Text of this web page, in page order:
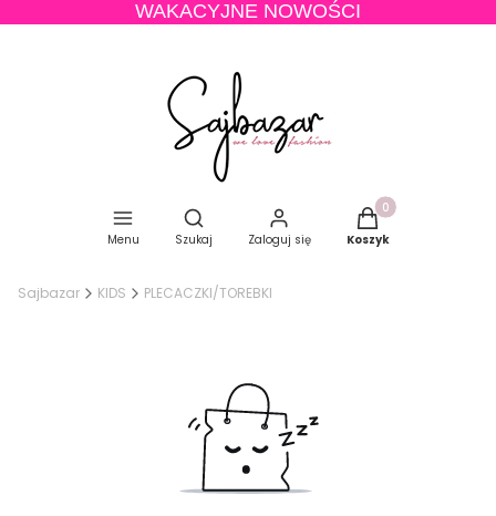
WAKACYJNE NOWOŚCI
Menu
Otwórz wyszukiwarkę
Szukaj Zaloguj się
Produkty w
Koszyk
Sajbazar KIDS PLECACZKI/TOREBKI